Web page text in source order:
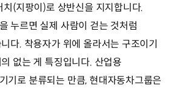
(지팡이)로 상반신을 지지합니다.
누르면 실제 사람이 걷는 것처럼
다. 착용자가 위에 올라서는 구조이기
없는 게 특징입니다. 산업용
기로 분류되는 만큼, 현대자동차그룹은